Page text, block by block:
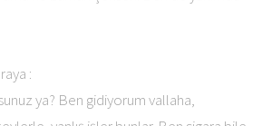
:
ya? Ben gidiyorum vallaha,